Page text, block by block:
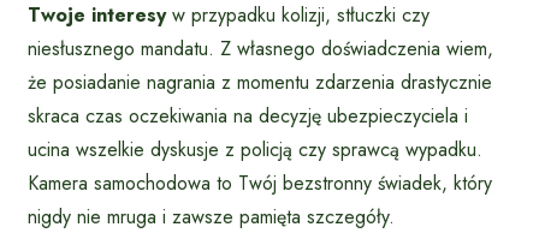
Twoje interesyw przypadku kolizji, stłuczki czy
niesłusznego mandatu. Z własnego doświadczenia wiem,
że posiadanie nagrania z momentu zdarzenia drastycznie
skraca czas oczekiwania na decyzję ubezpieczyciela i
ucina wszelkie dyskusje z policją czy sprawcą wypadku.
Kamera samochodowa to Twój bezstronny świadek, który
nigdy nie mruga i zawsze pamięta szczegóły.